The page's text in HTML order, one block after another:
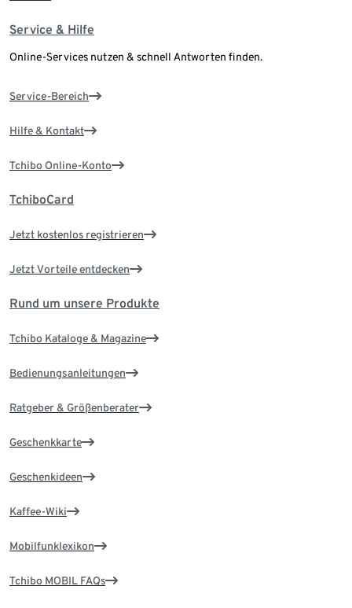
Service & Hilfe
Online-Services nutzen & schnell Antworten finden.
Service-Bereich
Hilfe & Kontakt
Tchibo Online-Konto
TchiboCard
Jetzt kostenlos registrieren
Jetzt Vorteile entdecken
Rund um unsere Produkte
Tchibo Kataloge & Magazine
Bedienungsanleitungen
Ratgeber & Größenberater
Geschenkkarte
Geschenkideen
Kaffee-Wiki
Mobilfunklexikon
Tchibo MOBIL FAQs